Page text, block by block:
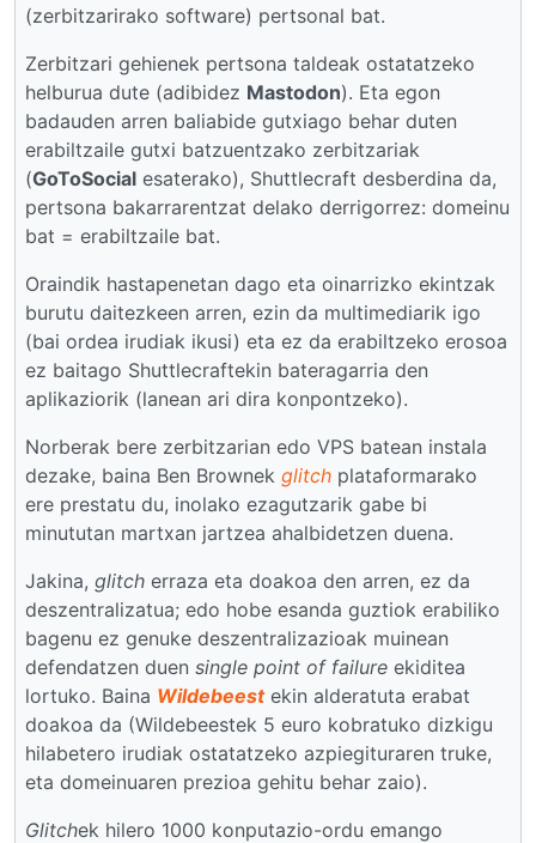
(zerbitzarirako software) pertsonal bat.
Zerbitzari gehienek pertsona taldeak ostatatzeko
helburua dute (adibidez Mastodon). Eta egon
badauden arren baliabide gutxiago behar duten
erabiltzaile gutxi batzuentzako zerbitzariak
(GoToSocial esaterako), Shuttlecraft desberdina da,
pertsona bakarrarentzat delako derrigorrez: domeinu
bat = erabiltzaile bat.
Oraindik hastapenetan dago eta oinarrizko ekintzak
burutu daitezkeen arren, ezin da multimediarik igo
(bai ordea irudiak ikusi) eta ez da erabiltzeko erosoa
ez baitago Shuttlecraftekin bateragarria den
aplikaziorik (lanean ari dira konpontzeko).
Norberak bere zerbitzarian edo VPS batean instala
dezake, baina Ben Brownek glitch plataformarako
ere prestatu du, inolako ezagutzarik gabe bi
minututan martxan jartzea ahalbidetzen duena.
Jakina, glitch erraza eta doakoa den arren, ez da
deszentralizatua; edo hobe esanda guztiok erabiliko
bagenu ez genuke deszentralizazioak muinean
defendatzen duen single point of failure ekiditea
lortuko. Baina Wildebeestekin alderatuta erabat
doakoa da (Wildebeestek 5 euro kobratuko dizkigu
hilabetero irudiak ostatatzeko azpiegituraren truke,
eta domeinuaren prezioa gehitu behar zaio).
Glitchek hilero 1000 konputazio-ordu emango